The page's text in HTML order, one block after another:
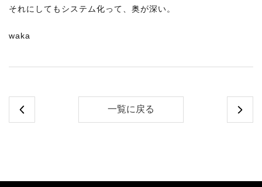
それにしてもシステム化って、奥が深い。
waka
一覧に戻る